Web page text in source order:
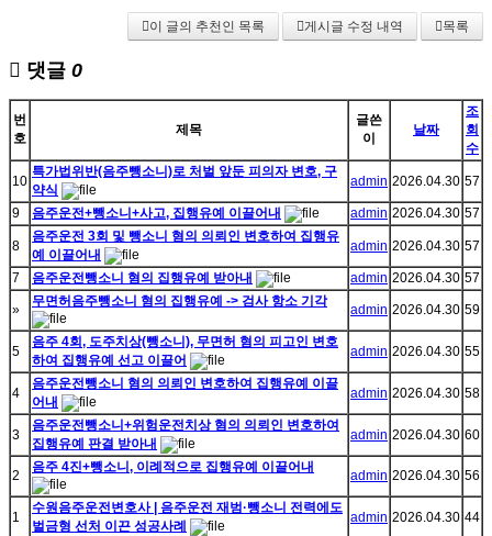
이 글의 추천인 목록 게시글 수정 내역 목록
댓글 0
번
호
제목
글쓴
이
날짜
조
회
수
10
특가법위반(음주뺑소니)로 처벌 앞둔 피의자 변호, 구
약식
admin 2026.04.30 57
9 음주운전+뺑소니+사고, 집행유예 이끌어내 admin 2026.04.30 57
8
음주운전 3회 및 뺑소니 혐의 의뢰인 변호하여 집행유
예 이끌어내
admin 2026.04.30 57
7 음주운전뺑소니 혐의 집행유예 받아내 admin 2026.04.30 57
»
무면허음주뺑소니 혐의 집행유예 -> 검사 항소 기각
admin 2026.04.30 59
5
음주 4회, 도주치상(뺑소니), 무면허 혐의 피고인 변호
하여 집행유예 선고 이끌어
admin 2026.04.30 55
4
음주운전뺑소니 혐의 의뢰인 변호하여 집행유예 이끌
어내
admin 2026.04.30 58
3
음주운전뺑소니+위험운전치상 혐의 의뢰인 변호하여
집행유예 판결 받아내
admin 2026.04.30 60
2
음주 4진+뺑소니, 이례적으로 집행유예 이끌어내
admin 2026.04.30 56
1
수원음주운전변호사 | 음주운전 재범·뺑소니 전력에도
벌금형 선처 이끈 성공사례
admin 2026.04.30 44